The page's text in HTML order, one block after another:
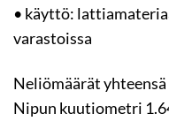
• käyttö:
varastoissa
Neliömäärät yhteensä
Nipun kuutiometri